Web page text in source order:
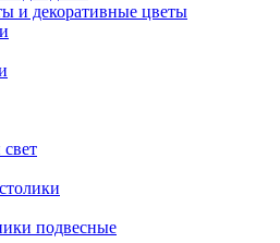
и декоративные цветы
подвесные